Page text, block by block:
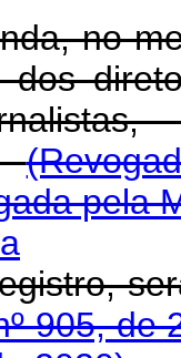
no
pela
905, de